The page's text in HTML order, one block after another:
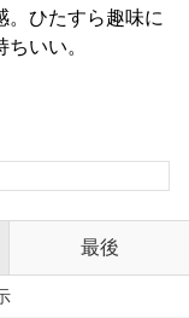
。ひたすら趣味に
いい。
最後